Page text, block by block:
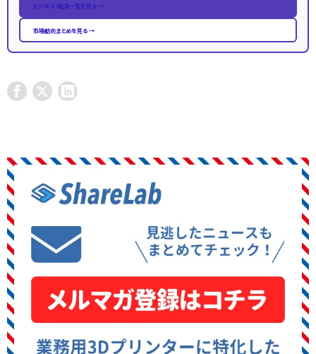
ビジネス・経済一覧を見る →
市場動向まとめを見る →